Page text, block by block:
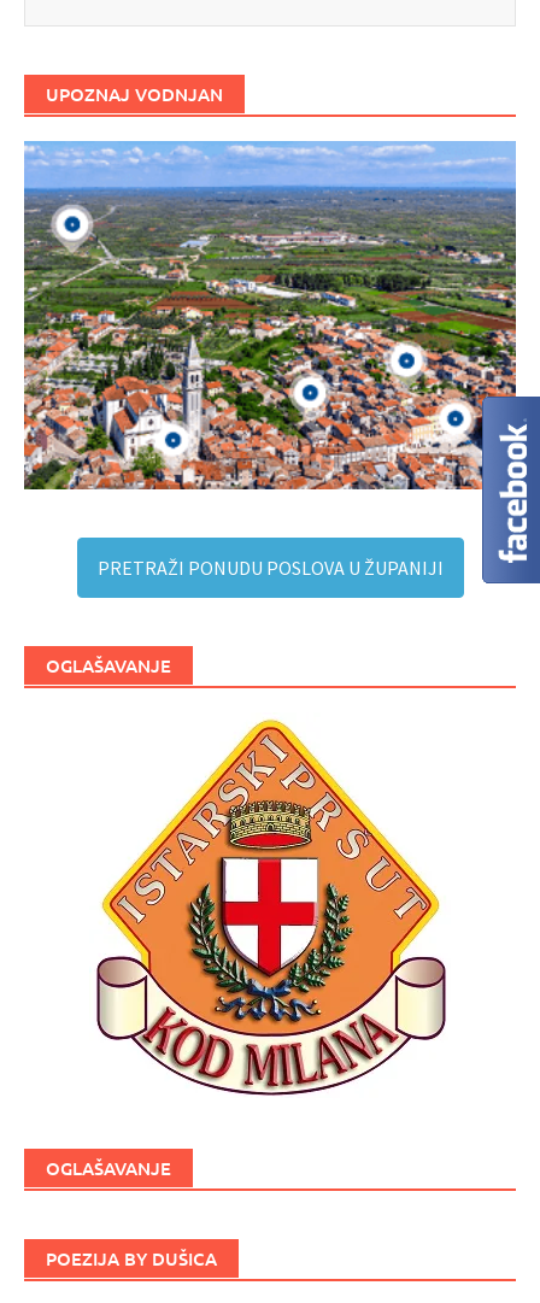
UPOZNAJ VODNJAN
PRETRAŽI PONUDU POSLOVA U ŽUPANIJI
OGLAŠAVANJE
OGLAŠAVANJE
POEZIJA BY DUŠICA